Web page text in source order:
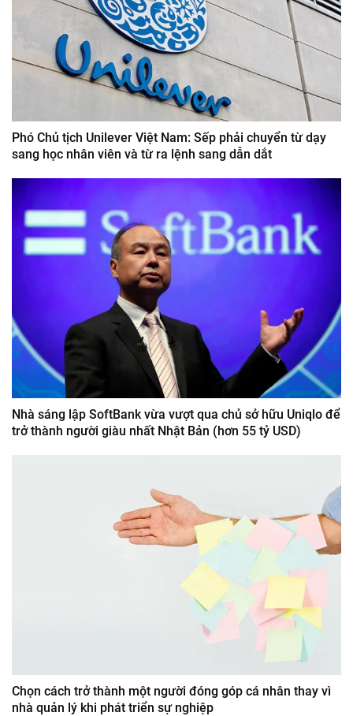
Phó Chủ tịch Unilever Việt Nam: Sếp phải chuyển từ dạy
sang học nhân viên và từ ra lệnh sang dẫn dắt
Nhà sáng lập SoftBank vừa vượt qua chủ sở hữu Uniqlo để
trở thành người giàu nhất Nhật Bản (hơn 55 tỷ USD)
Chọn cách trở thành một người đóng góp cá nhân thay vì
nhà quản lý khi phát triển sự nghiệp